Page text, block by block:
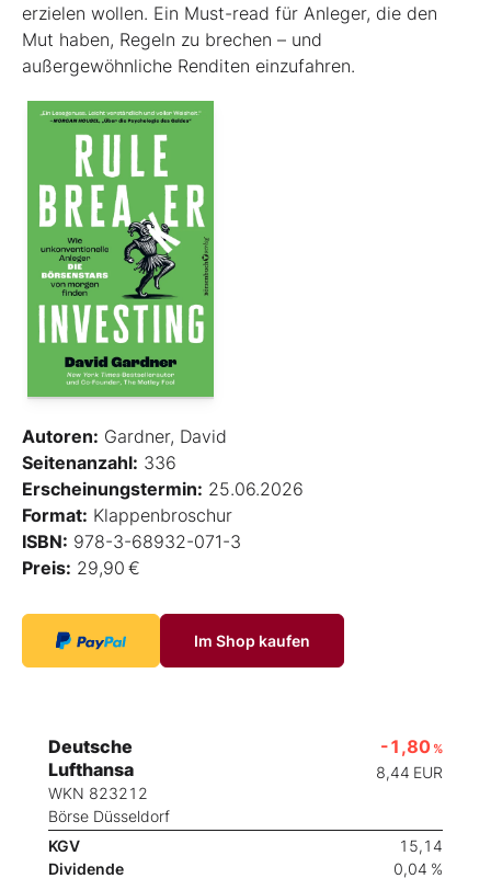
erzielen wollen. Ein Must-read für Anleger, die den
Mut haben, Regeln zu brechen – und
außergewöhnliche Renditen einzufahren.
Autoren: Gardner, David
Seitenanzahl: 336
Erscheinungstermin: 25.06.2026
Format: Klappenbroschur
ISBN: 978-3-68932-071-3
Preis: 29,90 €
Im Shop kaufen
Deutsche
Lufthansa
WKN 823212
Börse Düsseldorf
-1,80 %
8,44 EUR
KGV
15,14
Dividende
0,04 %